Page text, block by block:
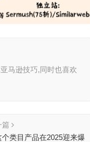
马逊技巧,同时也喜欢
篇
类目产品在2025迎来爆